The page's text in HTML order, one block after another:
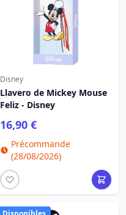
Disney
Llavero de Mickey Mouse
Feliz - Disney
16,90 €
Précommande
(28/08/2026)